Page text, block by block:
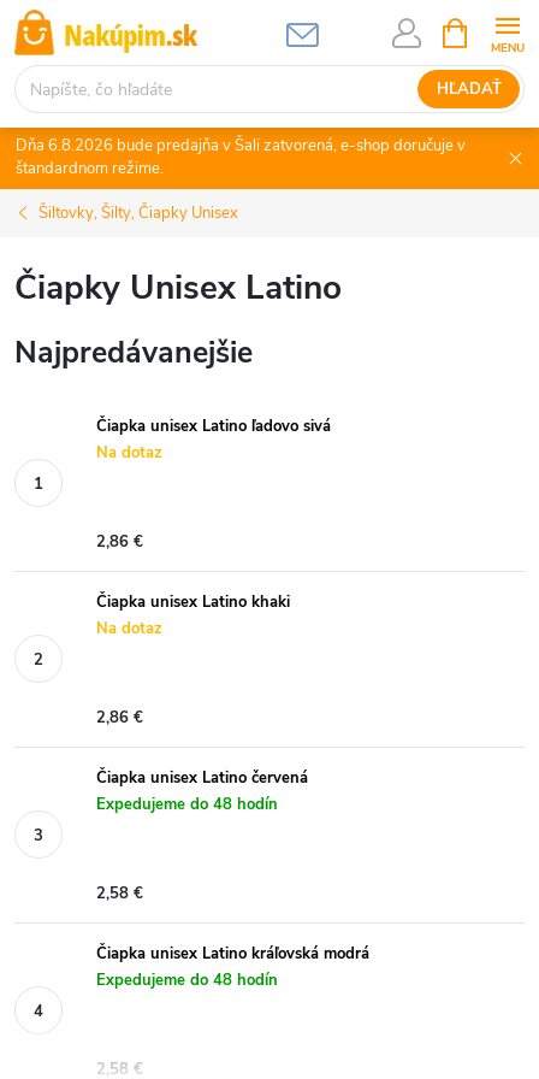
Prejsť
na
obsah
HĽADAŤ
KOŠÍK
Dňa 6.8.2026 bude predajňa v Šali zatvorená, e-shop doručuje v
štandardnom režime.
Šiltovky, Šilty, Čiapky Unisex
Čiapky Unisex Latino
Najpredávanejšie
Čiapka unisex Latino ľadovo sivá
Na dotaz
2,86 €
Čiapka unisex Latino khaki
Na dotaz
2,86 €
Čiapka unisex Latino červená
Expedujeme do 48 hodín
2,58 €
Čiapka unisex Latino kráľovská modrá
Expedujeme do 48 hodín
2,58 €